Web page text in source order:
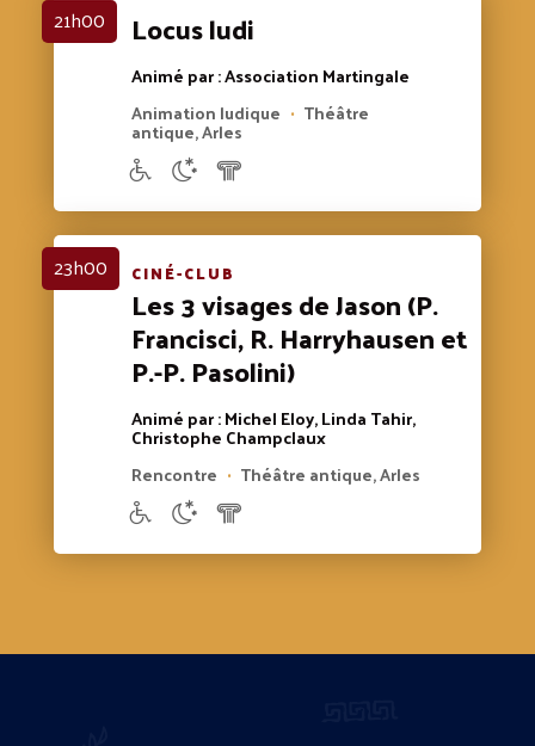
21h00 Locus ludi
Animé par : Association Martingale
Animation ludique • Théâtre
antique, Arles
23h00 CINÉ-CLUB
Les 3 visages de Jason (P.
Francisci, R. Harryhausen et
P.-P. Pasolini)
Animé par : Michel Eloy, Linda Tahir,
Christophe Champclaux
Rencontre • Théâtre antique, Arles